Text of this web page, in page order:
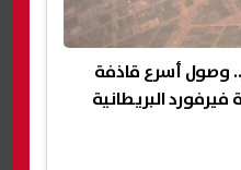
وصول أسرع قاذفة
البريطانية